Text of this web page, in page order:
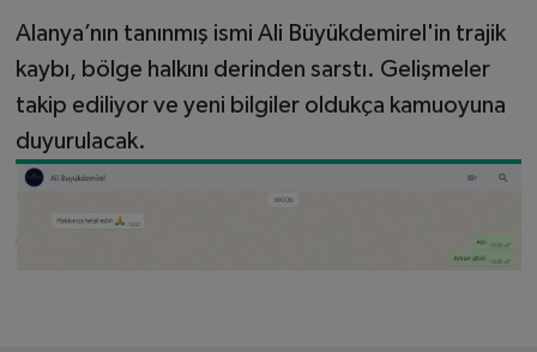
Alanya’nın tanınmış ismi Ali Büyükdemirel'in trajik
kaybı, bölge halkını derinden sarstı. Gelişmeler
takip ediliyor ve yeni bilgiler oldukça kamuoyuna
duyurulacak.